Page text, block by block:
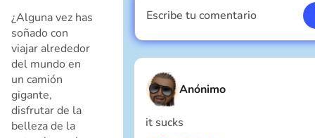
¿Alguna vez has
soñado con
viajar alrededor
del mundo en
un camión
gigante,
disfrutar de la
belleza de la
Anónimo
it sucks
Escribe tu comentario
Soy un chico